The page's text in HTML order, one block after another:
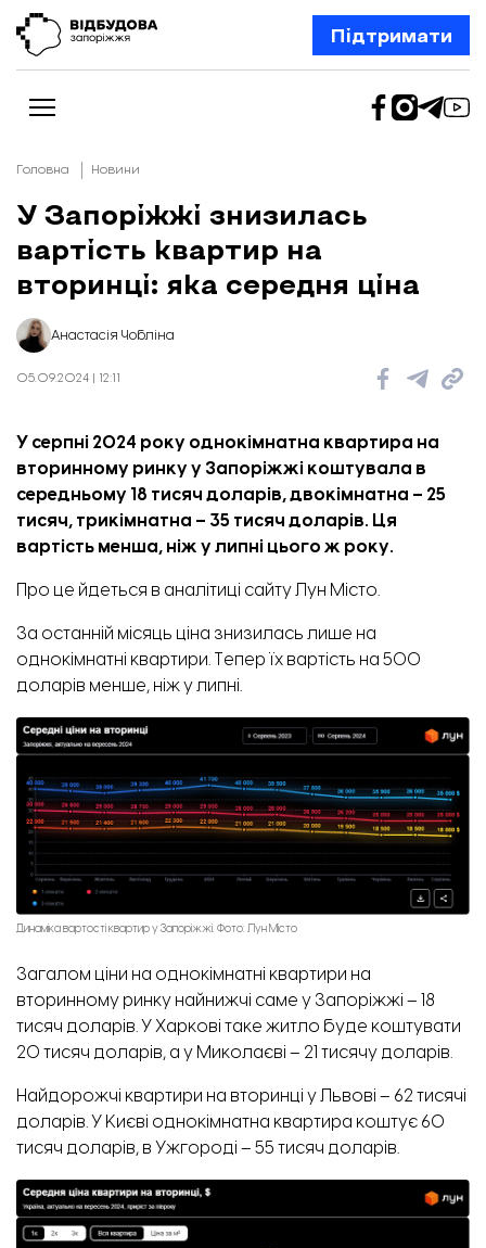
Підтримати
Новини
Відбудова Запоріжжя
Ексклюзив
Бізнес
Шлях додому
Відбудова. Життя
Про нас
Головна Новини
У Запоріжжі знизилась
вартість квартир на
вторинці: яка середня ціна
Анастасія Чобліна
05.09.2024 | 12:11
У серпні 2024 року однокімнатна квартира на
вторинному ринку у Запоріжжі коштувала в
середньому 18 тисяч доларів, двокімнатна – 25
тисяч, трикімнатна – 35 тисяч доларів. Ця
вартість менша, ніж у липні цього ж року.
Про це йдеться в аналітиці сайту Лун Місто.
За останній місяць ціна знизилась лише на
однокімнатні квартири. Тепер їх вартість на 500
доларів менше, ніж у липні.
Динаміка вартості квартир у Запоріжжі. Фото: Лун Місто
Загалом ціни на однокімнатні квартири на
вторинному ринку найнижчі саме у Запоріжжі – 18
тисяч доларів. У Харкові таке житло буде коштувати
20 тисяч доларів, а у Миколаєві – 21 тисячу доларів.
Найдорожчі квартири на вторинці у Львові – 62 тисячі
доларів. У Києві однокімнатна квартира коштує 60
тисяч доларів, в Ужгороді – 55 тисяч доларів.